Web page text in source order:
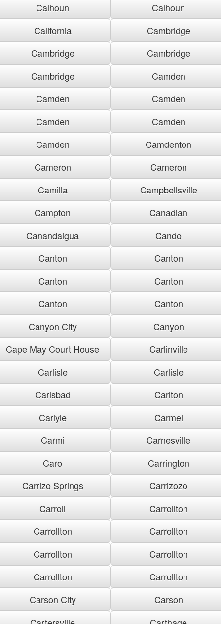
Calhoun
Calhoun
California
Cambridge
Cambridge
Cambridge
Cambridge
Camden
Camden
Camden
Camden
Camden
Camden
Camdenton
Cameron
Cameron
Camilla
Campbellsville
Campton
Canadian
Canandaigua
Cando
Canton
Canton
Canton
Canton
Canton
Canton
Canyon City
Canyon
Cape May Court House
Carlinville
Carlisle
Carlisle
Carlsbad
Carlton
Carlyle
Carmel
Carmi
Carnesville
Caro
Carrington
Carrizo Springs
Carrizozo
Carroll
Carrollton
Carrollton
Carrollton
Carrollton
Carrollton
Carrollton
Carrollton
Carson City
Carson